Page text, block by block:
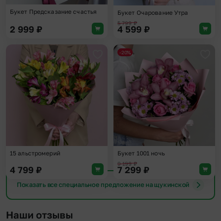
Букет Предсказание счастья
2 999 ₽
Букет Очарование Утра
5 799₽
4 599 ₽
Добавить в избранное
15 альстромерий
4 799 ₽
-20%
Букет 1001 ночь
9 199₽
7 299 ₽
Показать все специальное предложение на щукинской
Наши отзывы